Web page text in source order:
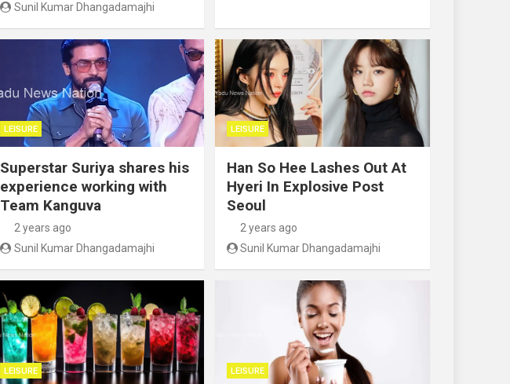
Sunil Kumar Dhangadamajhi
LEISURE
Superstar Suriya shares his
experience working with
Team Kanguva
2 years ago
Sunil Kumar Dhangadamajhi
LEISURE
Han So Hee Lashes Out At
Hyeri In Explosive Post
Seoul
2 years ago
Sunil Kumar Dhangadamajhi
LEISURE LEISURE